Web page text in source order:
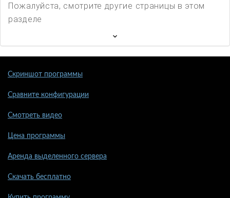
Пожалуйста, смотрите другие страницы в этом
разделе
Скриншот программы
Сравните конфигурации
Смотреть видео
Цена программы
Аренда выделенного сервера
Скачать бесплатно